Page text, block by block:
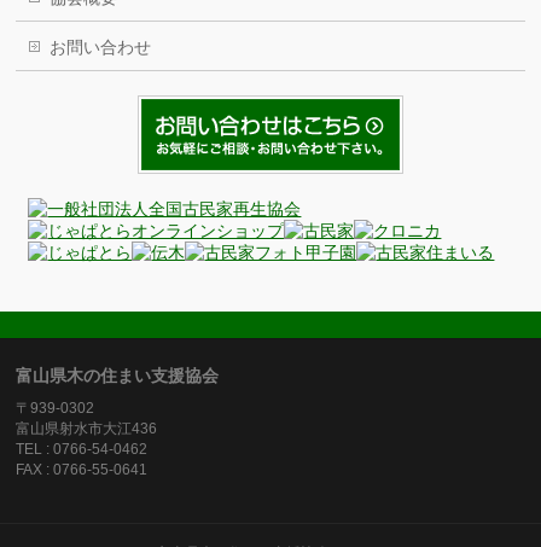
お問い合わせ
富山県木の住まい支援協会
〒939-0302
富山県射水市大江436
TEL : 0766-54-0462
FAX : 0766-55-0641